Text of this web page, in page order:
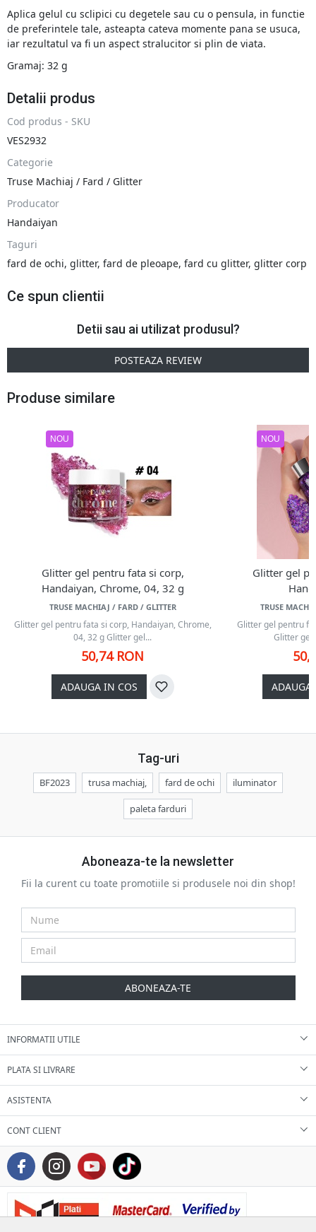
Aplica gelul cu sclipici cu degetele sau cu o pensula, in functie
de preferintele tale, asteapta cateva momente pana se usuca,
iar rezultatul va fi un aspect stralucitor si plin de viata.
Gramaj: 32 g
Detalii produs
Cod produs - SKU
VES2932
Categorie
Truse Machiaj / Fard / Glitter
Producator
Handaiyan
Taguri
fard de ochi, glitter, fard de pleoape, fard cu glitter, glitter corp
Ce spun clientii
Detii sau ai utilizat produsul?
POSTEAZA REVIEW
Produse similare
NOU
Glitter gel pentru fata si corp,
Handaiyan, Chrome, 04, 32 g
TRUSE MACHIAJ / FARD / GLITTER
Glitter gel pentru fata si corp, Handaiyan, Chrome,
04, 32 g Glitter gel...
50,74 RON
ADAUGA IN COS
NOU
Glitter gel
TRUSE
Glitter gel pentru
Glitter
ADAUGA
Tag-uri
BF2023 trusa machiaj, fard de ochi iluminator
paleta farduri
Aboneaza-te la newsletter
Fii la curent cu toate promotiile si produsele noi din shop!
ABONEAZA-TE
INFORMATII UTILE
PLATA SI LIVRARE
ASISTENTA
CONT CLIENT